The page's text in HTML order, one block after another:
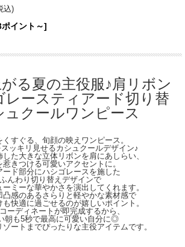
ラベンダー/#20 ネイビー
きサイズとなりますので測り方により誤差が出る場合が
ニター環境により若干の誤差が出ます。 ライティングや
撮り画像のカラーに違いある場合、物撮り画像の方が
撮影されておりますので、そちらを参考にしてください
込)
イント～]
る夏の主役服♪肩リボン
レースティアード切り替
ュクールワンピース
くすぐる、旬顔の映えワンピース。
ッキリ見せるカシュクールデザイン♪
した大きな立体リボンを肩にあしらい、
惹きつける可愛いアクセントに。
ード部分にハシゴレースを施した
ふんわり切り替えデザインで
ミーな華やかさを演出してくれます。
凸感のあるさらりと軽やかな素材感で
快適に過ごせるのが嬉しいポイント。
ーディネートが即完成するから、
朝も5秒で最高に可愛い自分に◎
ートまでぴったりな主役アイテムです。